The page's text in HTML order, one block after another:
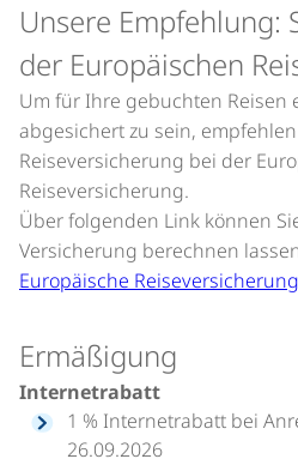
Unsere Empfehlung:
der Europäischen
Um für Ihre gebuchten Reisen
abgesichert zu sein,
Reiseversicherung bei der
Reiseversicherung.
Über folgenden Link können
Versicherung berechnen
Europäische Reiseversicherung
Ermäßigung
Internetrabatt
1 % Internetrabatt bei
26.09.2026